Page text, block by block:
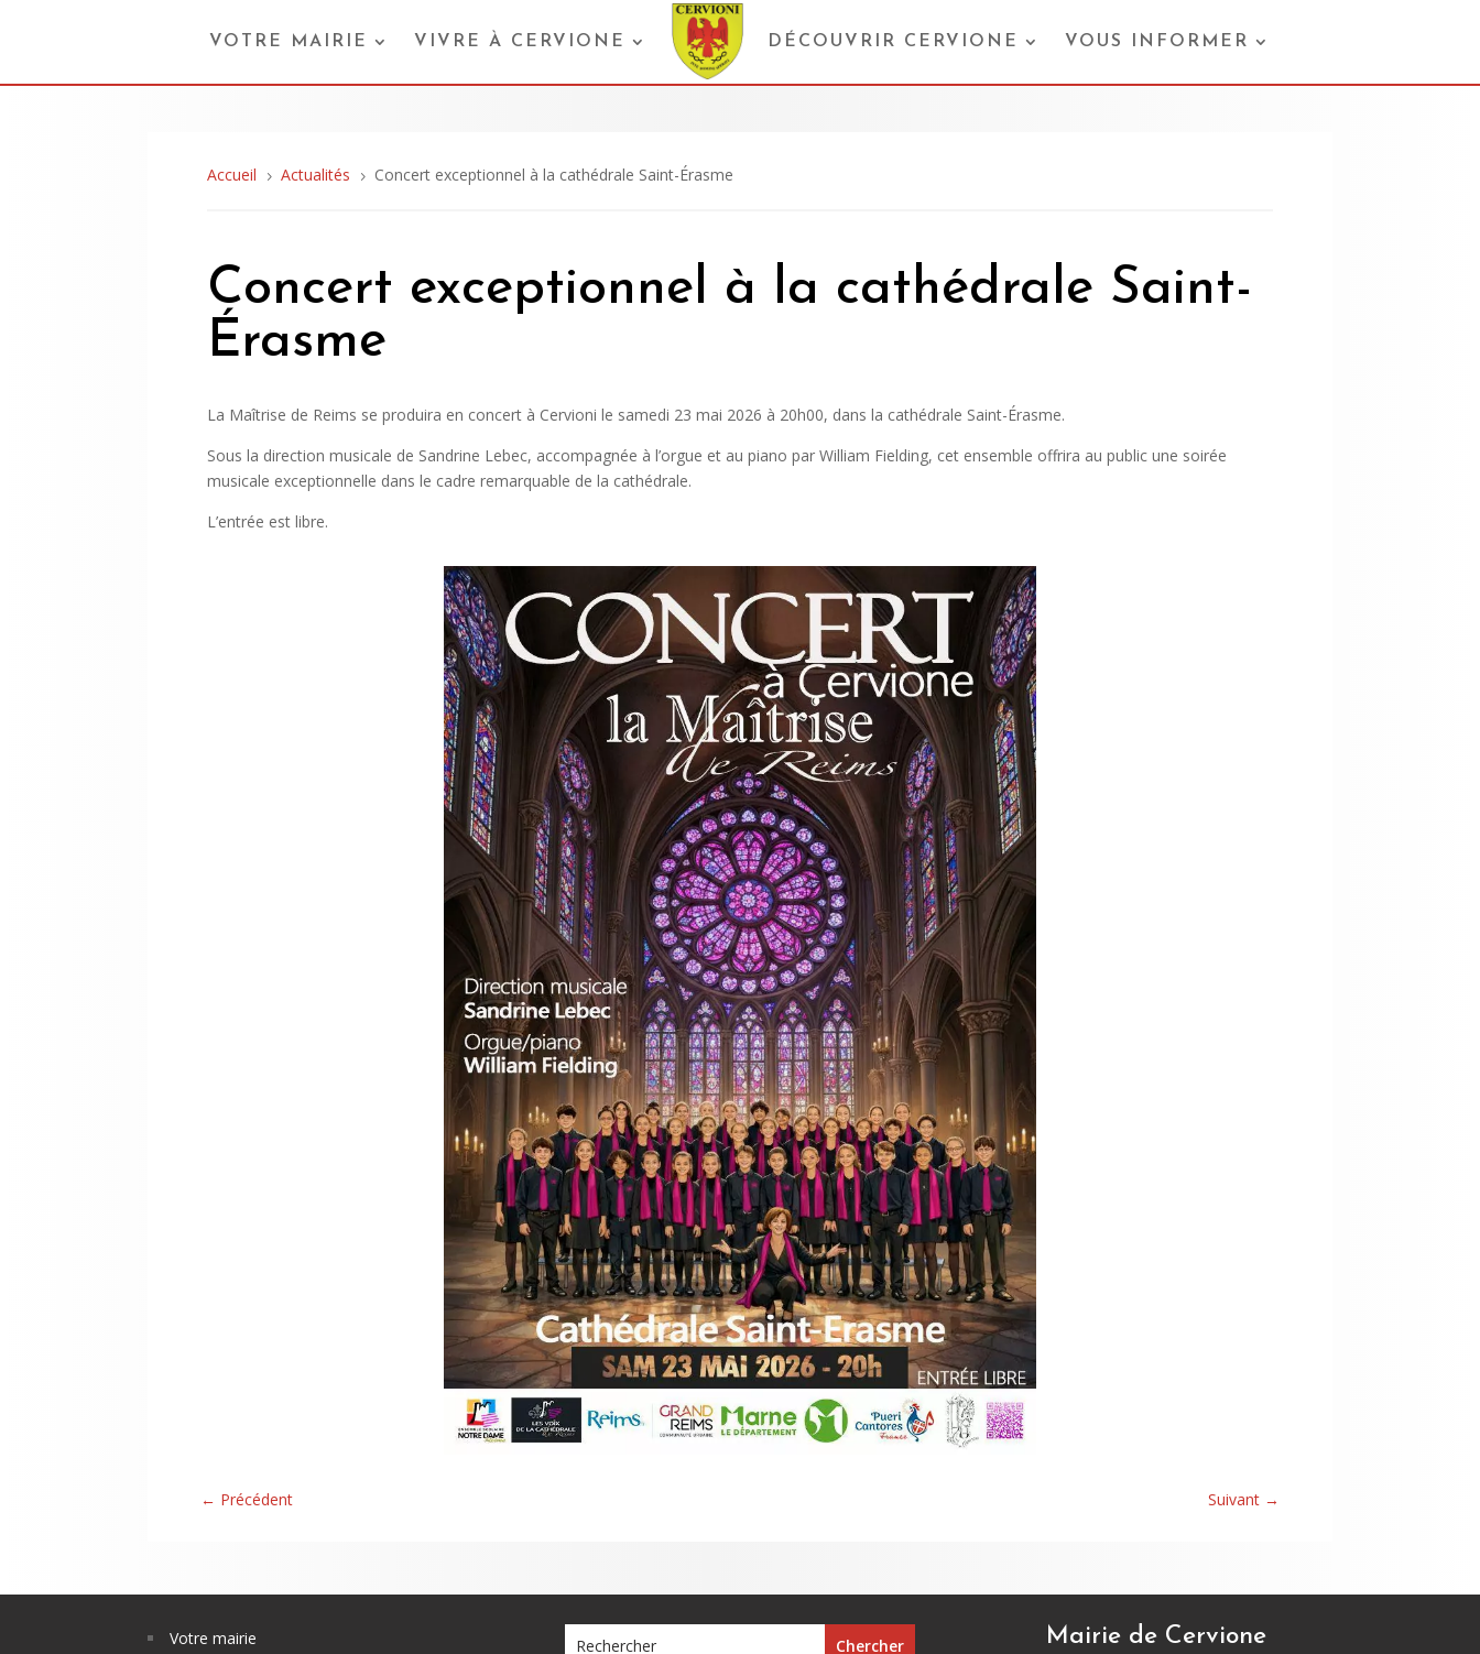
VOTRE MAIRIE VIVRE À CERVIONE DÉCOUVRIR CERVIONE VOUS INFORMER
Accueil 5 Actualités 5 Concert exceptionnel à la cathédrale Saint-Érasme
Concert exceptionnel à la cathédrale Saint-
Érasme
La Maîtrise de Reims se produira en concert à Cervioni le samedi 23 mai 2026 à 20h00, dans la cathédrale Saint-Érasme.
Sous la direction musicale de Sandrine Lebec, accompagnée à l’orgue et au piano par William Fielding, cet ensemble offrira au public une soirée
musicale exceptionnelle dans le cadre remarquable de la cathédrale.
L’entrée est libre.
← Précédent Suivant→
Votre mairie
Mairie de Cervione